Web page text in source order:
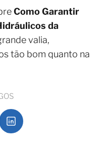
Como Garantir
da
valia,
tão bom quanto na